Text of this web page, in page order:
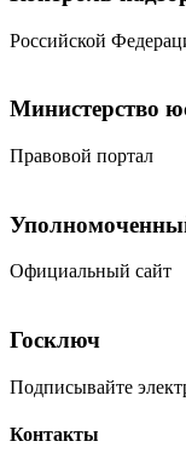
Российской
Министерство
Правовой портал
Официальный сайт
Госключ
Подписывайте
Контакты